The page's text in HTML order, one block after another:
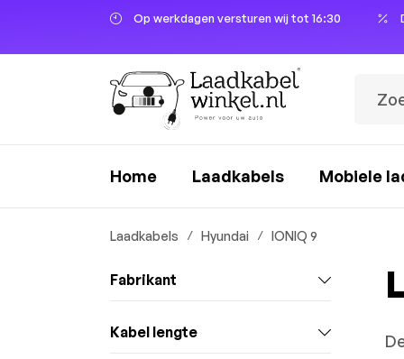
Op werkdagen versturen wij tot 16:30
Home Laadkabels Mobiele
Laadkabels Hyundai IONIQ 9
Fabrikant
Kabel lengte